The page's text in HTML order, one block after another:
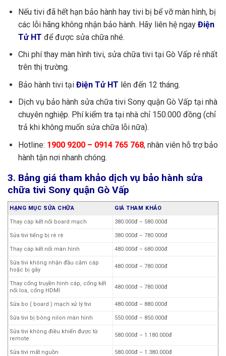
Nếu tivi đã hết hạn bảo hành hay tivi bị bể vỡ màn hình, bị
các lỗi hãng không nhận bảo hành. Hãy liên hệ ngay Điện
Tử HT để được sửa chữa nhé.
Chi phí thay màn hình tivi, sửa chữa tivi tại Gò Vấp rẻ nhất
trên thị trường.
Bảo hành tivi tại Điện Tử HT lên đến 12 tháng.
Dịch vụ bảo hành sửa chữa tivi Sony quận Gò Vấp tại nhà
chuyên nghiệp. Phí kiểm tra tại nhà chỉ 150.000 đồng (chỉ
trả khi không muốn sửa chữa lỗi nữa).
Hotline: 1900 9200 – 0914 765 768, nhân viên hỗ trợ bảo
hành tận nơi nhanh chóng.
3. Bảng giá tham khảo dịch vụ bảo hành sửa
chữa tivi Sony quận Gò Vấp
HẠNG MỤC SỬA CHỮA GIÁ THAM KHẢO
Thay cáp kết nối board mạch 380.000đ – 580.000đ
Sửa tivi tiếng bị rè rè 380.000đ – 780.000đ
Thay cáp kết nối màn hình 480.000đ – 680.000đ
Sửa tivi không nhận đầu cắm cáp
hoặc bị gãy
480.000đ – 780.000đ
Thay cổng truyền hình cáp, cổng kết
nối loa, cổng HDMI
480.000đ – 780.000đ
Sửa bo ( board ) mạch xử lý tivi 480.000đ – 880.000đ
Sửa tivi bị bông nilon màn hình 550.000đ – 850.000đ
Sửa tivi không điều khiển được từ
remote
580.000đ – 1.180.000đ
Sửa tivi mất nguồn 580.000đ – 1.380.000đ